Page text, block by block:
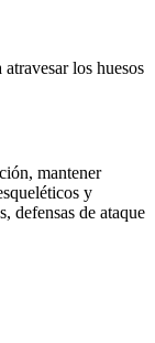
los huesos
mantener
y
defensas de ataque